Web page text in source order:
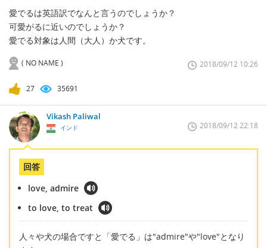
愛でるは英語訳でなんと言うのでしょうか？
可愛がるに近いのでしょうか？
愛でる対象は人間（大人）か犬です。
( NO NAME ) 2018/09/12 10:26
27 35691
Vikash Paliwal
インド 2018/09/12 22:18
回答
love, admire
to love, to treat
人々や犬の場合ですと「愛でる」は"admire"や"love"となり